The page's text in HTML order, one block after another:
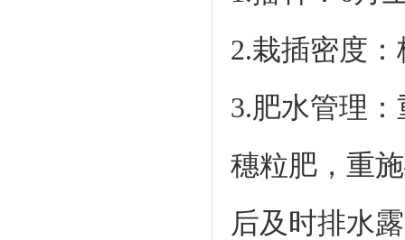
2.栽插密度：
3.肥水管理
穗粒肥，重
后及时排水